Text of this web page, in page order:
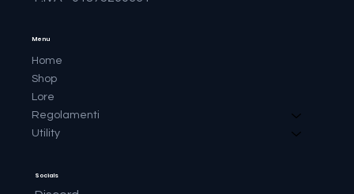
Menu
Home
Shop
Lore
Regolamenti
Utility
Socials